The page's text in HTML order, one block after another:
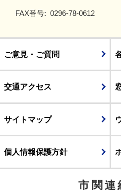
FAX番号: 0296-78-0612
ご意見・ご質問
交通アクセス
サイトマップ
個人情報保護方針
市関連